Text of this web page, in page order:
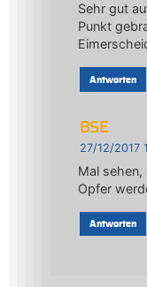
Sehr gut
Punkt
Antworten
BSE
27/12/2017
Mal sehen,
Opfer
Antworten